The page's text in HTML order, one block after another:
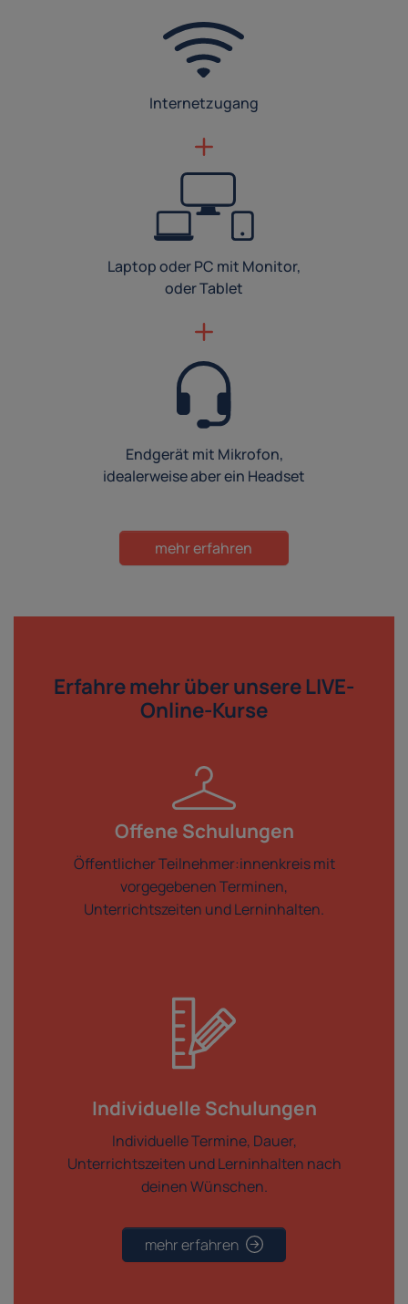
Internetzugang
Laptop oder PC mit Monitor,
oder Tablet
Endgerät mit Mikrofon,
idealerweise aber ein Headset
mehr erfahren
Erfahre mehr überunsere LIVE-
Online-Kurse
Offene Schulungen
Öffentlicher Teilnehmer:innenkreis mit
vorgegebenen Terminen,
Unterrichtszeiten und Lerninhalten.
Individuelle Schulungen
Individuelle Termine, Dauer,
Unterrichtszeiten und Lerninhalten nach
deinen Wünschen.
mehr erfahren